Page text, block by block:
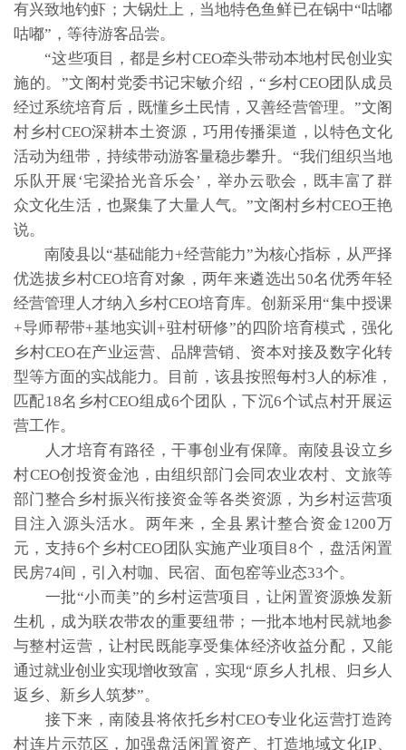
有兴致地钓虾；大锅灶上，当地特色鱼鲜已在锅中“咕嘟
咕嘟”，等待游客品尝。
“这些项目，都是乡村CEO牵头带动本地村民创业实
施的。”文阁村党委书记宋敏介绍，“乡村CEO团队成员
经过系统培育后，既懂乡土民情，又善经营管理。”文阁
村乡村CEO深耕本土资源，巧用传播渠道，以特色文化
活动为纽带，持续带动游客量稳步攀升。“我们组织当地
乐队开展‘宅梁拾光音乐会’，举办云歌会，既丰富了群
众文化生活，也聚集了大量人气。”文阁村乡村CEO王艳
说。
南陵县以“基础能力+经营能力”为核心指标，从严择
优选拔乡村CEO培育对象，两年来遴选出50名优秀年轻
经营管理人才纳入乡村CEO培育库。创新采用“集中授课
+导师帮带+基地实训+驻村研修”的四阶培育模式，强化
乡村CEO在产业运营、品牌营销、资本对接及数字化转
型等方面的实战能力。目前，该县按照每村3人的标准，
匹配18名乡村CEO组成6个团队，下沉6个试点村开展运
营工作。
人才培育有路径，干事创业有保障。南陵县设立乡
村CEO创投资金池，由组织部门会同农业农村、文旅等
部门整合乡村振兴衔接资金等各类资源，为乡村运营项
目注入源头活水。两年来，全县累计整合资金1200万
元，支持6个乡村CEO团队实施产业项目8个，盘活闲置
民房74间，引入村咖、民宿、面包窑等业态33个。
一批“小而美”的乡村运营项目，让闲置资源焕发新
生机，成为联农带农的重要纽带；一批本地村民就地参
与整村运营，让村民既能享受集体经济收益分配，又能
通过就业创业实现增收致富，实现“原乡人扎根、归乡人
返乡、新乡人筑梦”。
接下来，南陵县将依托乡村CEO专业化运营打造跨
村连片示范区，加强盘活闲置资产、打造地域文化IP、